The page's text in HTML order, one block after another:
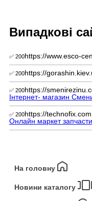
Випадкові
✅ 200https://www.esco-
✅ 200https://
✅ 200https://
Інтернет- магазин
✅ 200https://
Онлайн маркет
На головну
Новини каталогу